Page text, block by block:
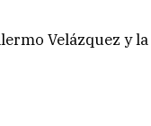
Velázquez y